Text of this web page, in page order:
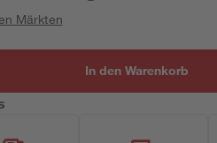
Märkten
In den Warenkorb